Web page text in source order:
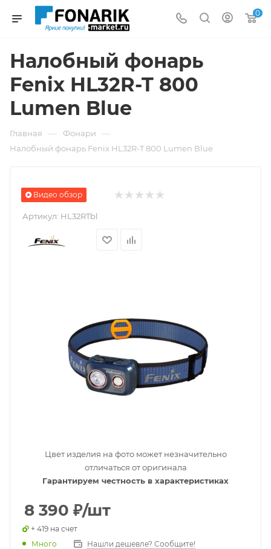
0
Налобный фонарь
Fenix HL32R-T 800
Lumen Blue
Главная — Фонари —
Налобный фонарь Fenix HL32R-T 800 Lumen Blue
Видео обзор
Артикул: HL32RTbl
Цвет изделия на фото может незначительно
отличаться от оригинала
Гарантируем честность в характеристиках
8 390 ₽/шт
+ 419 на счет
Много
Нашли дешевле? Сообщите!